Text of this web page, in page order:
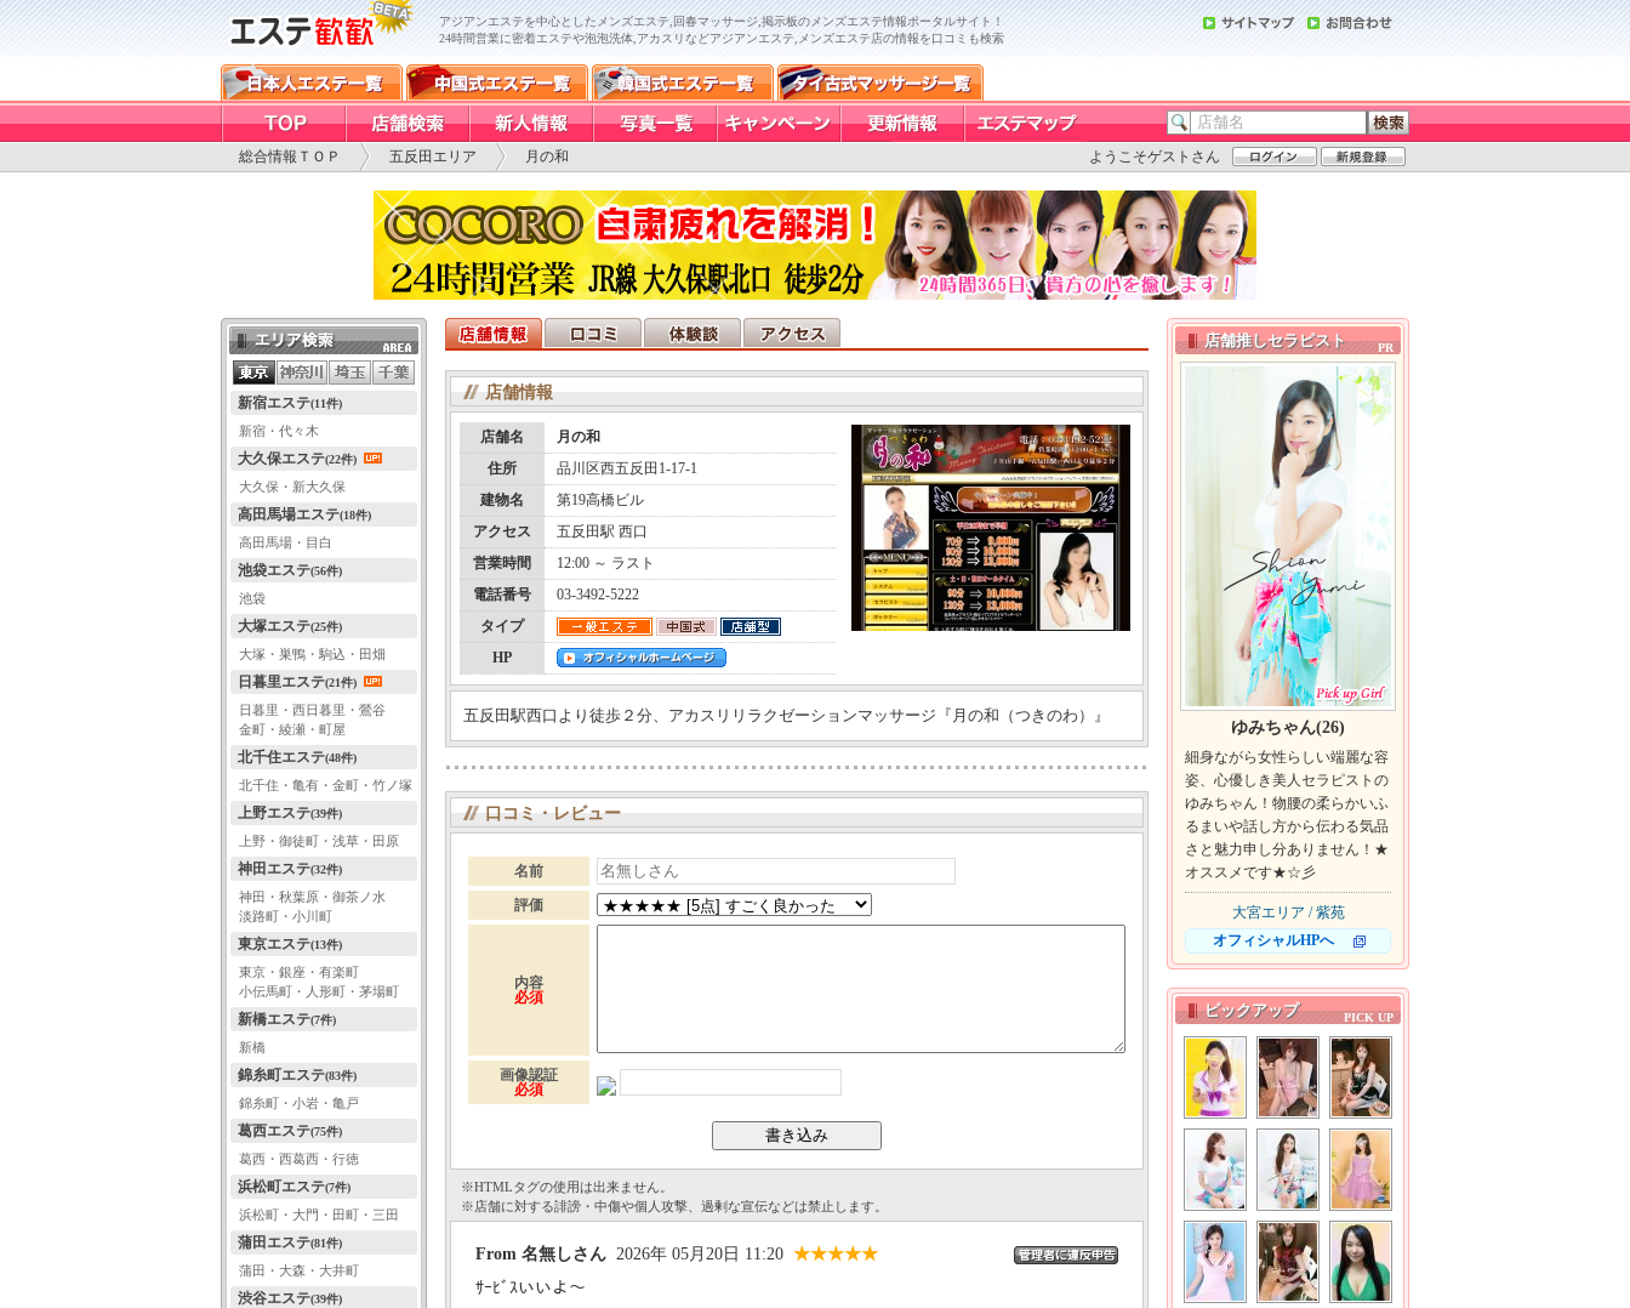
アジアンエステを中心としたメンズエステ,回春マッサージ,掲示板のメンズエステ情報ポータルサイト！
24時間営業に密着エステや泡泡洗体,アカスリなどアジアンエステ,メンズエステ店の情報を口コミも検索
総合情報ＴＯＰ 五反田エリア 月の和 ようこそゲストさん
店舗情報
店舗名
月の和
住所
品川区西五反田1-17-1
建物名
第19高橋ビル
アクセス
五反田駅 西口
営業時間
12:00 ～ ラスト
電話番号
03-3492-5222
タイプ
HP
五反田駅西口より徒歩２分、アカスリリラクゼーションマッサージ『月の和（つきのわ）』
口コミ・レビュー
名前
評価
内容
必須
画像認証
必須
※HTMLタグの使用は出来ません。
※店舗に対する誹謗・中傷や個人攻撃、過剰な宣伝などは禁止します。
From 名無しさん 2026年 05月20日 11:20 ★★★★★
ｻｰﾋﾞｽいいよ～
エリア検索
新宿エステ(11件)
新宿・代々木
大久保エステ(22件)
大久保・新大久保
高田馬場エステ(18件)
高田馬場・目白
池袋エステ(56件)
池袋
大塚エステ(25件)
大塚・巣鴨・駒込・田畑
日暮里エステ(21件)
日暮里・西日暮里・鶯谷
金町・綾瀬・町屋
北千住エステ(48件)
北千住・亀有・金町・竹ノ塚
上野エステ(39件)
上野・御徒町・浅草・田原
神田エステ(32件)
神田・秋葉原・御茶ノ水
淡路町・小川町
東京エステ(13件)
東京・銀座・有楽町
小伝馬町・人形町・茅場町
新橋エステ(7件)
新橋
錦糸町エステ(83件)
錦糸町・小岩・亀戸
葛西エステ(75件)
葛西・西葛西・行徳
浜松町エステ(7件)
浜松町・大門・田町・三田
蒲田エステ(81件)
蒲田・大森・大井町
渋谷エステ(39件)
店舗推しセラピスト
ゆみちゃん(26)
細身ながら女性らしい端麗な容
姿、心優しき美人セラピストの
ゆみちゃん！物腰の柔らかいふ
るまいや話し方から伝わる気品
さと魅力申し分ありません！★
オススメです★☆彡
大宮エリア / 紫苑
オフィシャルHPへ
ピックアップ